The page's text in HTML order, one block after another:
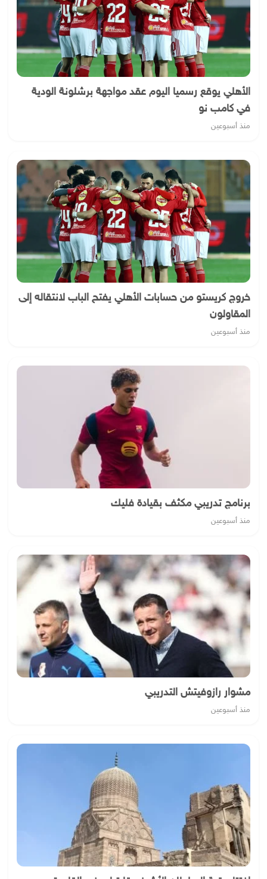
الأهلي يوقع رسميا اليوم عقد مواجهة برشلونة الودية
في كامب نو
منذ أسبوعين
خروج كريستو من حسابات الأهلي يفتح الباب لانتقاله إلى
المقاولون
منذ أسبوعين
برنامج تدريبي مكثف بقيادة فليك
منذ أسبوعين
مشوار رازوفيتش التدريبي
منذ أسبوعين